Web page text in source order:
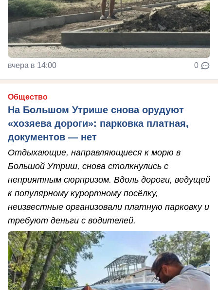
вчера в 14:00 0
Общество
На Большом Утрише снова орудуют
«хозяева дороги»: парковка платная,
документов — нет
Отдыхающие, направляющиеся к морю в
Большой Утриш, снова столкнулись с
неприятным сюрпризом. Вдоль дороги, ведущей
к популярному курортному посёлку,
неизвестные организовали платную парковку и
требуют деньги с водителей.